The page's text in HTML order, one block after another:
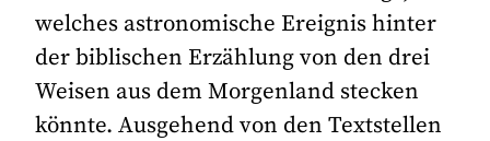
welches astronomische Ereignis hinter
der biblischen Erzählung von den drei
Weisen aus dem Morgenland stecken
könnte. Ausgehend von den Textstellen